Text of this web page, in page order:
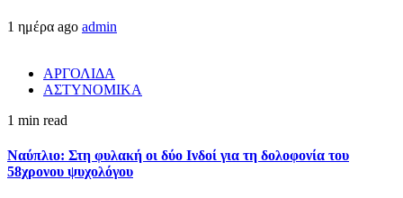
1 ημέρα ago admin
ΑΡΓΟΛΙΔΑ
ΑΣΤΥΝΟΜΙΚΑ
1 min read
Ναύπλιο: Στη φυλακή οι δύο Ινδοί για τη δολοφονία του
58χρονου ψυχολόγου